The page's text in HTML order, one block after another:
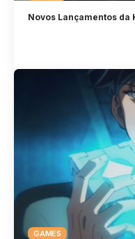
Novos Lançamentos da
GAMES